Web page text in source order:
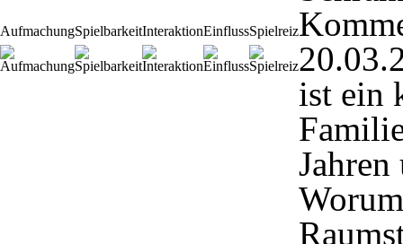
AufmachungSpielbarkeitInteraktionEinflussSpielreiz
ist ein